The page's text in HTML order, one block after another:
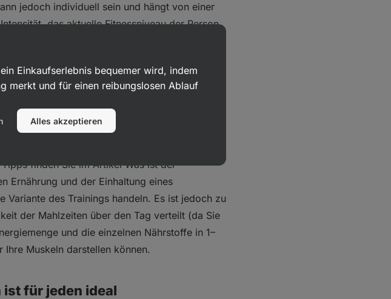
jedoch individuell sein und hängt von einer
das aktuelle Fitnessniveau der Person,
Trainings Fette als Hauptenergiequelle
von Muskelmasse
auf nüchternen Magen nicht automatisch
Bereichs Ihrer täglichen
finden Sie im Artikel Was ist der
Ernährung und der Einhaltung eines
Variante des Trainings handeln. Es ist jedoch zu
der Mahlzeiten über den Tag verteilt (da Sie
und die einzelnen Nährstoffe in 1–
Muskeln darstellen können.
für jeden ideal
Einkaufserlebnis bequemer wird, indem
merkt und für einen reibungslosen Ablauf
Alles akzeptieren